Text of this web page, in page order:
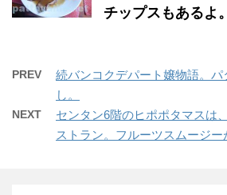
チップスもあるよ
PREV
続バンコクデパート嬢物語。
し。
NEXT
センタン6階のヒポポタマスは
ストラン。フルーツスムージー